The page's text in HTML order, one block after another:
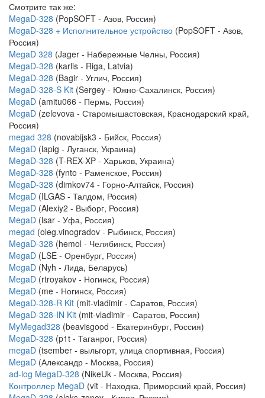
Смотрите так же:
MegaD-328 (PopSOFT - Азов, Россия)
MegaD-328 + Исполнительное устройство (PopSOFT - Азов,
Россия)
MegaD 328 (Jager - Набережные Челны, Россия)
MegaD-328 (karlis - Riga, Latvia)
MegaD-328 (Bagir - Углич, Россия)
MegaD-328-S Kit (Sergey - Южно-Сахалинск, Россия)
MegaD (amitu066 - Пермь, Россия)
MegaD (zelevova - Старомышастовская, Краснодарский край,
Россия)
megad 328 (novabijsk3 - Бийск, Россия)
MegaD (lapig - Луганск, Украина)
MegaD-328 (T-REX-XP - Харьков, Украина)
MegaD-328 (fynto - Раменское, Россия)
MegaD-328 (dimkov74 - Горно-Алтайск, Россия)
MegaD (ILGAS - Талдом, Россия)
MegaD (Alexiy2 - Выборг, Россия)
MegaD (lsar - Уфа, Россия)
megad (oleg.vinogradov - Рыбинск, Россия)
MegaD-328 (hemol - Челябинск, Россия)
MegaD (LSE - Оренбург, Россия)
MegaD (Nyh - Лида, Беларусь)
MegaD (rtroyakov - Ногинск, Россия)
MegaD (me - Ногинск, Россия)
MegaD-328-R Kit (mit-vladimir - Саратов, Россия)
MegaD-328-IN Kit (mit-vladimir - Саратов, Россия)
MyMegad328 (beavisgood - Екатеринбург, Россия)
MegaD-328 (p1t - Таганрог, Россия)
megaD (tsember - выльгорт, улица спортивная, Россия)
MegaD (Александр - Москва, Россия)
ad-log MegaD-328 (NikeUk - Москва, Россия)
Контроллер MegaD (vit - Находка, Приморский край, Россия)